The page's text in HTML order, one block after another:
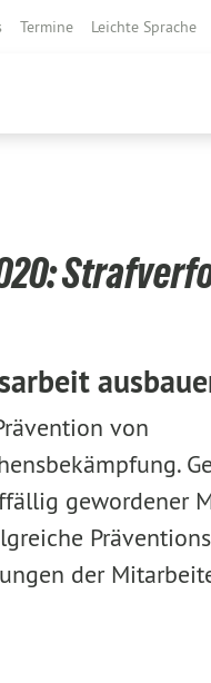
Termine Leichte Sprache
von
gewordener
der